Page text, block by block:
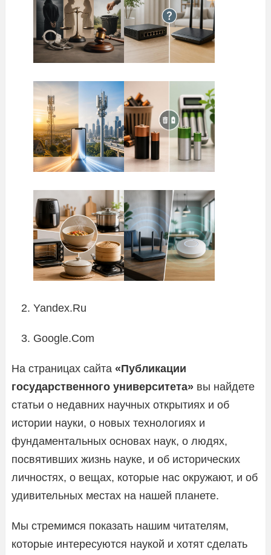
Yandex.Ru
Google.Com
На страницах сайта «Публикации
государственного университета» вы найдете
статьи о недавних научных открытиях и об
истории науки, о новых технологиях и
фундаментальных основах наук, о людях,
посвятивших жизнь науке, и об исторических
личностях, о вещах, которые нас окружают, и об
удивительных местах на нашей планете.
Мы стремимся показать нашим читателям,
которые интересуются наукой и хотят сделать